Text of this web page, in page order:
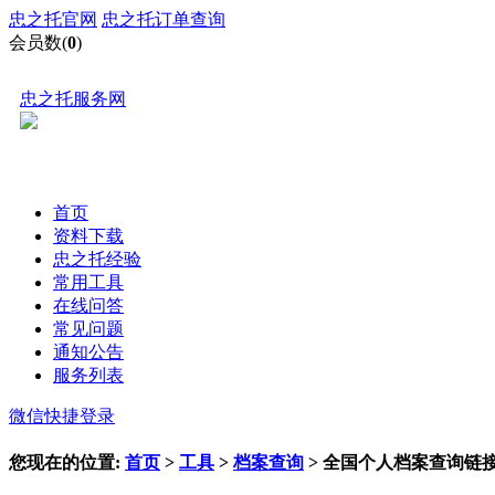
忠之托官网 忠之托订单查询
会员数(0)
忠之托服务网
首页
资料下载
忠之托经验
常用工具
在线问答
常见问题
通知公告
服务列表
微信快捷登录
您现在的位置: 首页 > 工具 >档案查询 > 全国个人档案查询链